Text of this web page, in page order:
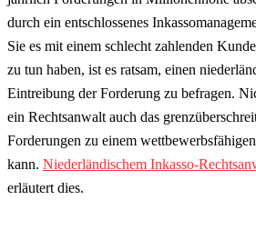
durch ein entschlossenes
Sie es mit einem schlecht zahlenden
zu tun haben, ist es ratsam, einen
Eintreibung der Forderung zu befragen.
ein Rechtsanwalt auch das
Forderungen zu einem
kann. Niederländischem Inkasso-
erläutert dies.